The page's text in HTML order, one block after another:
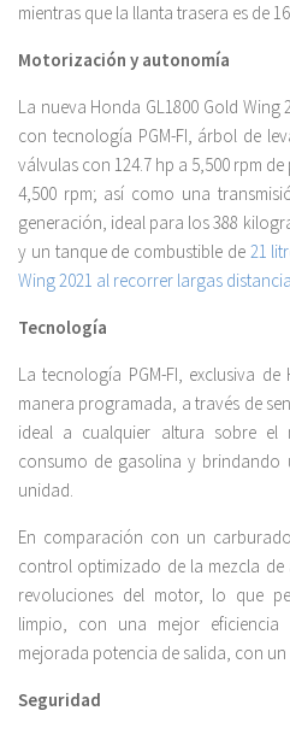
mientras que la llanta trasera es de
Motorización y autonomía
La nueva Honda GL1800 Gold
con tecnología PGM-FI, árbol de
válvulas con 124.7 hp a 5,500 rpm
4,500 rpm; así como una
generación, ideal para los 388
y un tanque de combustible de 21
Wing 2021 al recorrer largas
Tecnología
La tecnología PGM-FI, exclusiva
manera programada, a través de
ideal a cualquier altura sobre el
consumo de gasolina y
unidad.
En comparación con un
control optimizado de la mezcla
revoluciones del motor, lo que
limpio, con una mejor
mejorada potencia de salida, con
Seguridad